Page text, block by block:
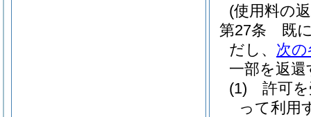
(使用料の
第27条
既
だし、 次
一部を返
(1)
許可
って利用